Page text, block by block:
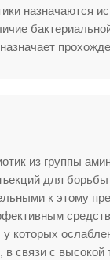
назначаются
из группы
для
к этому
которых
связи с высокой